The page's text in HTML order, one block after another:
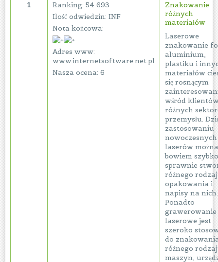
1
Ranking: 54 693
Ilość odwiedzin: INF
Nota końcowa:
Adres www:
www.internetsoftware.net.pl
Nasza ocena: 6
Znakowanie
różnych
materiałów
Laserowe
znakowanie
aluminium,
plastiku i
materiałów
się rosnącym
wśród
różnych
przemysłu.
zastosowaniu
nowoczesnych
laserów
bowiem
sprawnie
różnego
opakowania i
napisy na nich.
Ponadto
grawerowanie
laserowe jest
szeroko
do
różnego
maszyn,